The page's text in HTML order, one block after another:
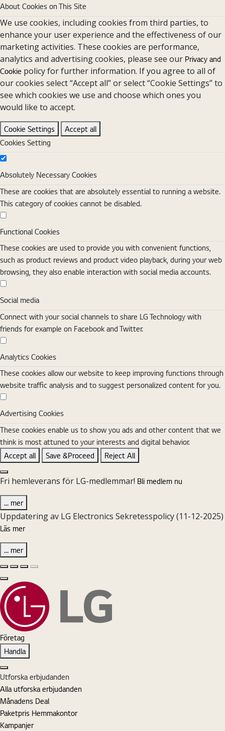
About Cookies on This Site
We use cookies, including cookies from third parties, to
enhance your user experience and the effectiveness of our
marketing activities. These cookies are performance,
analytics and advertising cookies, please see our Privacy and
Cookie policy for further information. If you agree to all of
our cookies select “Accept all” or select “Cookie Settings” to
see which cookies we use and choose which ones you
would like to accept.
Cookie Settings
Accept all
Cookies Setting
Absolutely Necessary Cookies
Absolutely Necessary Cookies
These are cookies that are absolutely essential to running a website.
This category of cookies cannot be disabled.
Functional Cookies
Functional Cookies
These cookies are used to provide you with convenient functions,
such as product reviews and product video playback, during your web
browsing, they also enable interaction with social media accounts.
Social media
Social media
Connect with your social channels to share LG Technology with
friends for example on Facebook and Twitter.
Analytics Cookies
Analytics Cookies
These cookies allow our website to keep improving functions through
website traffic analysis and to suggest personalized content for you.
Advertising Cookies
Advertising Cookies
These cookies enable us to show you ads and other content that we
think is most attuned to your interests and digital behavior.
Accept all
Save &Proceed Reject All
Close the Cookie Setting banner
Fri hemleverans för LG-medlemmar! Bli medlem nu
… mer
Uppdatering av LG Electronics Sekretesspolicy (11-12-2025)
Läs mer
… mer
Stäng
Företag
Handla
Stäng
Utforska erbjudanden
Alla utforska erbjudanden
Månadens Deal
Paketpris Hemmakontor
Kampanjer